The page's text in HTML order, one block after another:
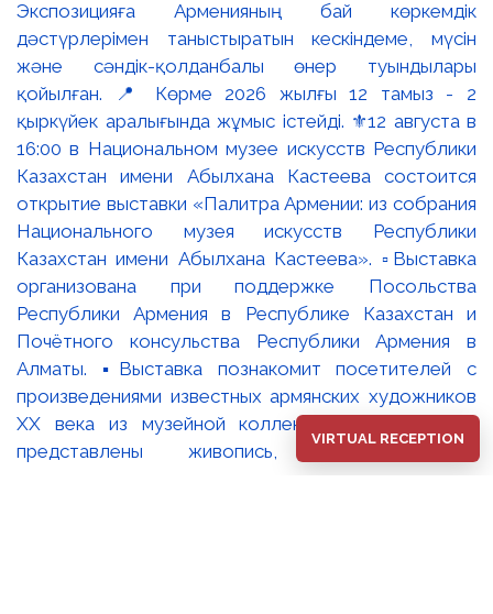
VIRTUAL RECEPTION